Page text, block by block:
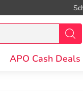
APO Cash Deals